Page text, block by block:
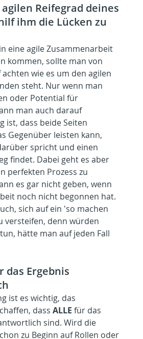
Reifegrad deines
ihm die Lücken zu
eine agile Zusammenarbeit
kommen, sollte man von
wie es um den agilen
steht. Nur wenn man
oder Potential für
man auch darauf
ist, dass beide Seiten
Gegenüber leisten kann,
spricht und einen
findet. Dabei geht es aber
perfekten Prozess zu
es gar nicht geben, wenn
noch nicht begonnen hat.
sich auf ein 'so machen
versteifen, denn würden
hätte man auf jeden Fall
das Ergebnis
ist es wichtig, das
dass ALLE für das
sind. Wird die
zu Beginn auf Rollen oder